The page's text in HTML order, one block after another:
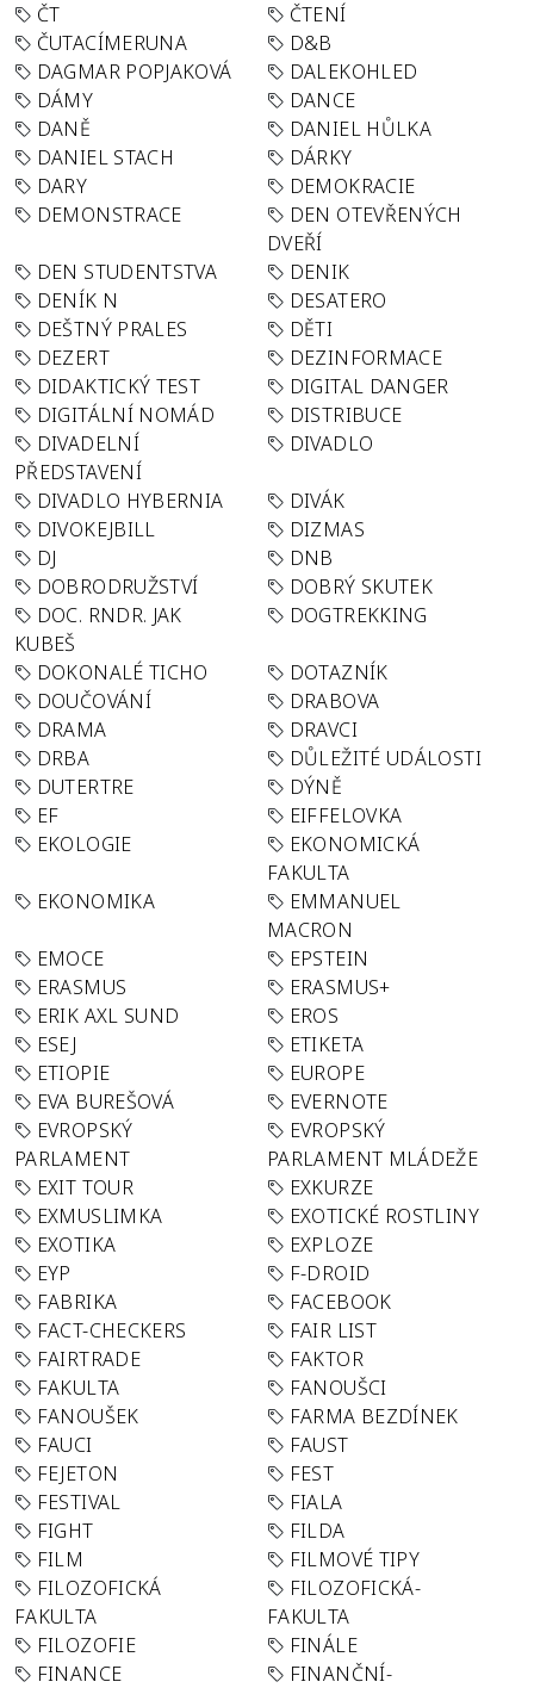
ČT
ČTENÍ
ČUTACÍMERUNA
D&B
DAGMAR POPJAKOVÁ
DALEKOHLED
DÁMY
DANCE
DANĚ
DANIEL HŮLKA
DANIEL STACH
DÁRKY
DARY
DEMOKRACIE
DEMONSTRACE
DEN OTEVŘENÝCH
DVEŘÍ
DEN STUDENTSTVA
DENIK
DENÍK N
DESATERO
DEŠTNÝ PRALES
DĚTI
DEZERT
DEZINFORMACE
DIDAKTICKÝ TEST
DIGITAL DANGER
DIGITÁLNÍ NOMÁD
DISTRIBUCE
DIVADELNÍ
PŘEDSTAVENÍ
DIVADLO
DIVADLO HYBERNIA
DIVÁK
DIVOKEJBILL
DIZMAS
DJ
DNB
DOBRODRUŽSTVÍ
DOBRÝ SKUTEK
DOC. RNDR. JAK
KUBEŠ
DOGTREKKING
DOKONALÉ TICHO
DOTAZNÍK
DOUČOVÁNÍ
DRABOVA
DRAMA
DRAVCI
DRBA
DŮLEŽITÉ UDÁLOSTI
DUTERTRE
DÝNĚ
EF
EIFFELOVKA
EKOLOGIE
EKONOMICKÁ
FAKULTA
EKONOMIKA
EMMANUEL
MACRON
EMOCE
EPSTEIN
ERASMUS
ERASMUS+
ERIK AXL SUND
EROS
ESEJ
ETIKETA
ETIOPIE
EUROPE
EVA BUREŠOVÁ
EVERNOTE
EVROPSKÝ
PARLAMENT
EVROPSKÝ
PARLAMENT MLÁDEŽE
EXIT TOUR
EXKURZE
EXMUSLIMKA
EXOTICKÉ ROSTLINY
EXOTIKA
EXPLOZE
EYP
F-DROID
FABRIKA
FACEBOOK
FACT-CHECKERS
FAIR LIST
FAIRTRADE
FAKTOR
FAKULTA
FANOUŠCI
FANOUŠEK
FARMA BEZDÍNEK
FAUCI
FAUST
FEJETON
FEST
FESTIVAL
FIALA
FIGHT
FILDA
FILM
FILMOVÉ TIPY
FILOZOFICKÁ
FAKULTA
FILOZOFICKÁ-
FAKULTA
FILOZOFIE
FINÁLE
FINANCE
FINANČNÍ-